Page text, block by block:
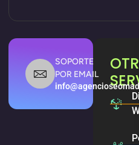
SOPORTE
POR EMAIL